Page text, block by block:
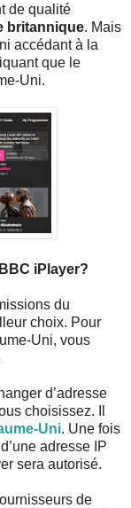
de qualité
britannique. Mais
accédant à la
que le
Uni.
iPlayer?
du
choix. Pour
Uni, vous
d’adresse
choisissez. Il
Uni. Une fois
adresse IP
sera autorisé.
de